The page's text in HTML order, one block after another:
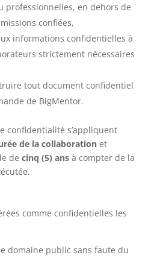
professionnelles, en dehors de
confiées,
informations confidentielles à
strictement nécessaires
tout document confidentiel
de BigMentor.
confidentialité s’appliquent
de la collaborationet
de cinq (5) ansà compter de la
comme confidentielles les
domaine public sans faute du